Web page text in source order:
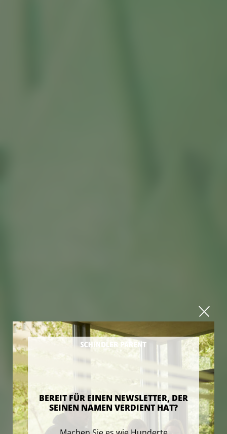
BEREIT FÜR EINEN NEWSLETTER, DER
SEINEN NAMEN VERDIENT HAT?